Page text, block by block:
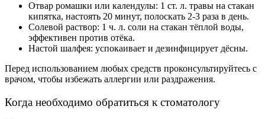
Отвар ромашки или календулы: 1 ст. л. травы на стакан
кипятка, настоять 20 минут, полоскать 2-3 раза в день.
Солевой раствор: 1 ч. л. соли на стакан тёплой воды,
эффективен против отёка.
Настой шалфея: успокаивает и дезинфицирует дёсны.
Перед использованием любых средств проконсультируйтесь с
врачом, чтобы избежать аллергии или раздражения.
Когда необходимо обратиться к стоматологу